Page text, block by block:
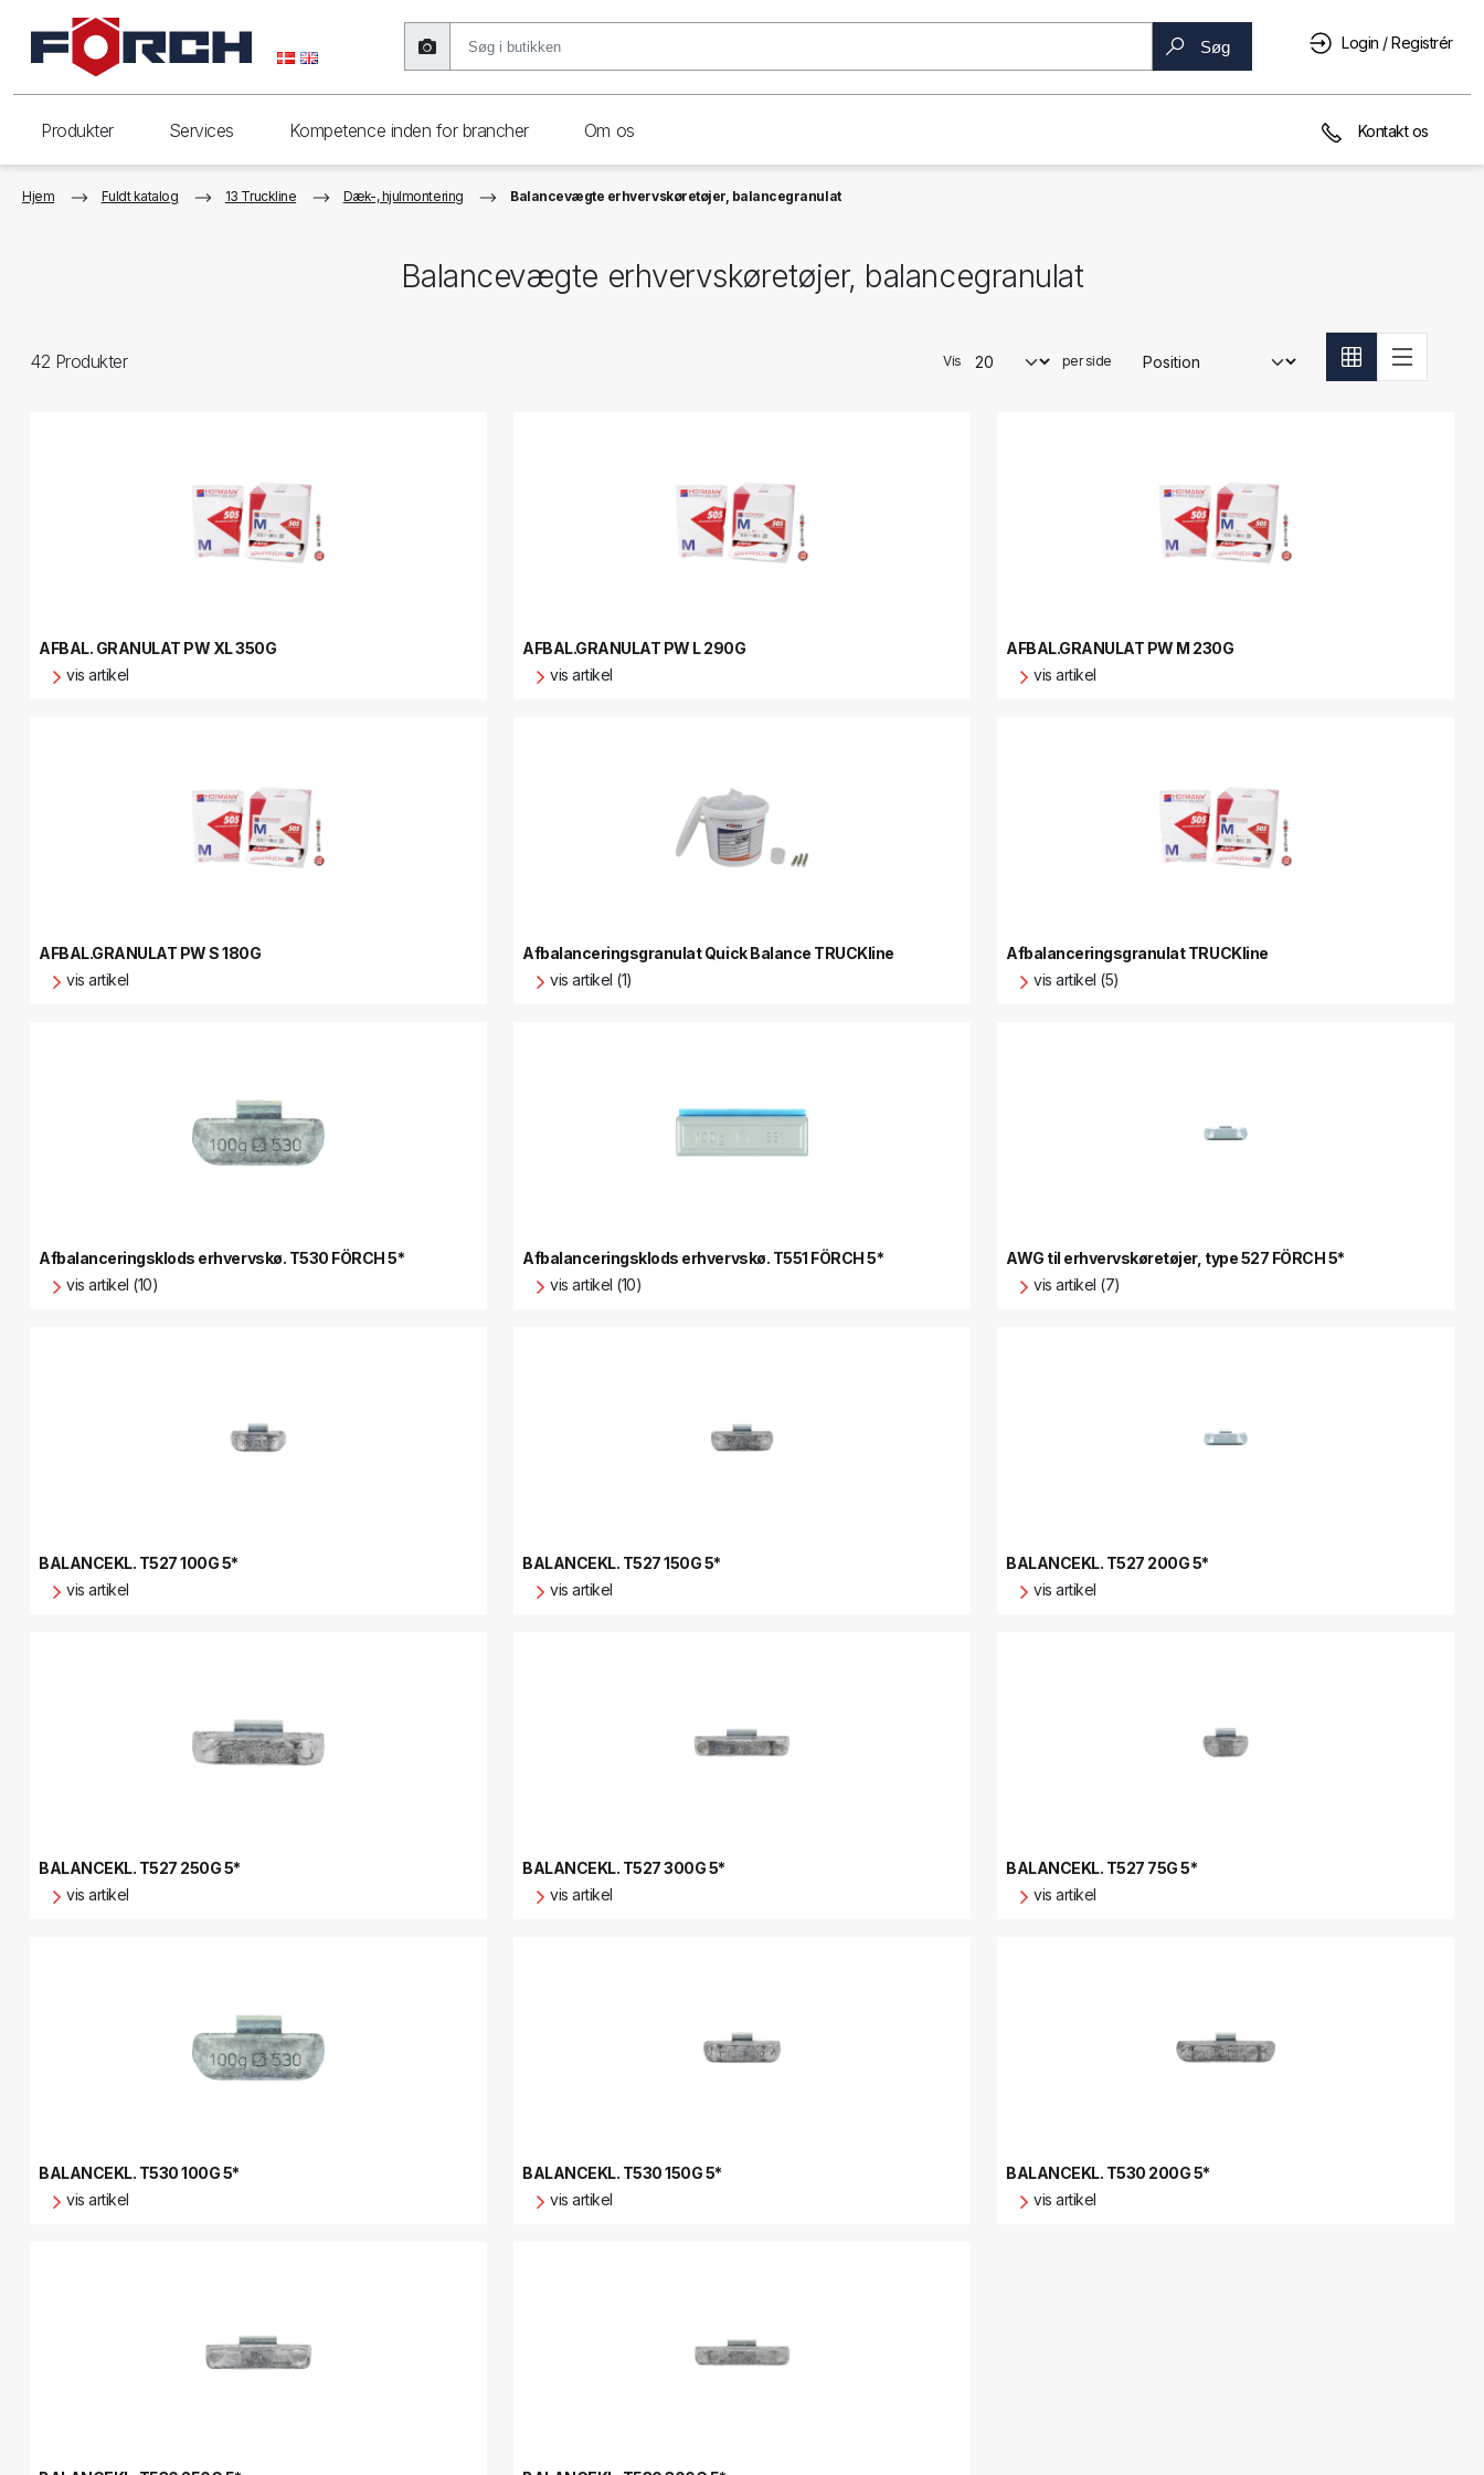
Søg Login / Registrér
Produkter Services Kompetence inden for brancher Om os Kontakt os
Hjem Fuldt katalog 13 Truckline Dæk-, hjulmontering Balancevægte erhvervskøretøjer, balancegranulat
Balancevægte erhvervskøretøjer, balancegranulat
42 Produkter Vis per side
AFBAL. GRANULAT PW XL 350G
vis artikel
AFBAL.GRANULAT PW L 290G
vis artikel
AFBAL.GRANULAT PW M 230G
vis artikel
AFBAL.GRANULAT PW S 180G
vis artikel
Afbalanceringsgranulat Quick Balance TRUCKline
vis artikel (1)
Afbalanceringsgranulat TRUCKline
vis artikel (5)
Afbalanceringsklods erhvervskø. T530 FÖRCH 5*
vis artikel (10)
Afbalanceringsklods erhvervskø. T551 FÖRCH 5*
vis artikel (10)
AWG til erhvervskøretøjer, type 527 FÖRCH 5*
vis artikel (7)
BALANCEKL. T527 100G 5*
vis artikel
BALANCEKL. T527 150G 5*
vis artikel
BALANCEKL. T527 200G 5*
vis artikel
BALANCEKL. T527 250G 5*
vis artikel
BALANCEKL. T527 300G 5*
vis artikel
BALANCEKL. T527 75G 5*
vis artikel
BALANCEKL. T530 100G 5*
vis artikel
BALANCEKL. T530 150G 5*
vis artikel
BALANCEKL. T530 200G 5*
vis artikel